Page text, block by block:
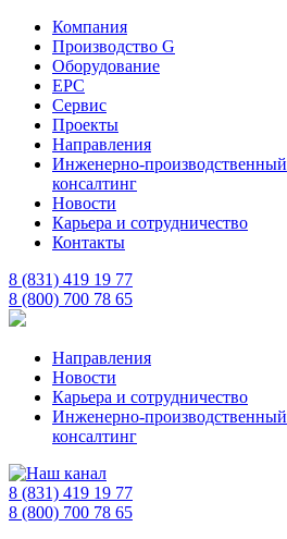
Компания
Производство G
Оборудование
EPC
Сервис
Проекты
Направления
Инженерно-производственный
консалтинг
Новости
Карьера и сотрудничество
Контакты
8 (831) 419 19 77
8 (800) 700 78 65
Направления
Новости
Карьера и сотрудничество
Инженерно-производственный
консалтинг
8 (831) 419 19 77
8 (800) 700 78 65